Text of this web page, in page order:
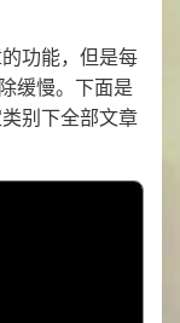
功能，但是每
缓慢。下面是
别下全部文章